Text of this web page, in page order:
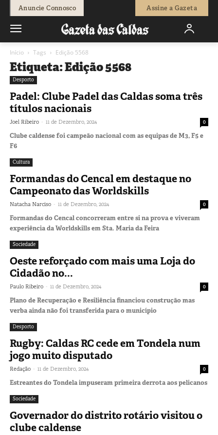
Anuncie Connosco Assine a Gazeta
Início Tags Edição 5568
Etiqueta: Edição 5568
Desporto
Padel: Clube Padel das Caldas soma três
títulos nacionais
Joel Ribeiro - 11 de Dezembro, 2024 0
Clube caldense foi campeão nacional com as equipas de M3, F5 e
F6
Cultura
Formandas do Cencal em destaque no
Campeonato das Worldskills
Natacha Narciso - 11 de Dezembro, 2024 0
Formandas do Cencal concorreram entre si na prova e viveram
experiência da Worldskills em Sta. Maria da Feira
Sociedade
Oeste reforçado com mais uma Loja do
Cidadão no...
Paulo Ribeiro - 11 de Dezembro, 2024 0
Plano de Recuperação e Resiliência financiou construção mas
verba ainda não foi transferida para o município
Desporto
Rugby: Caldas RC cede em Tondela num
jogo muito disputado
Redação - 11 de Dezembro, 2024 0
Estreantes do Tondela impuseram primeira derrota aos pelicanos
Sociedade
Governador do distrito rotário visitou o
clube caldense